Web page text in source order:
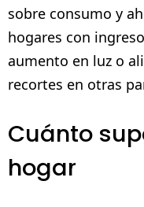
sobre consumo y
hogares con
aumento en luz o
recortes en otras
Cuánto
hogar